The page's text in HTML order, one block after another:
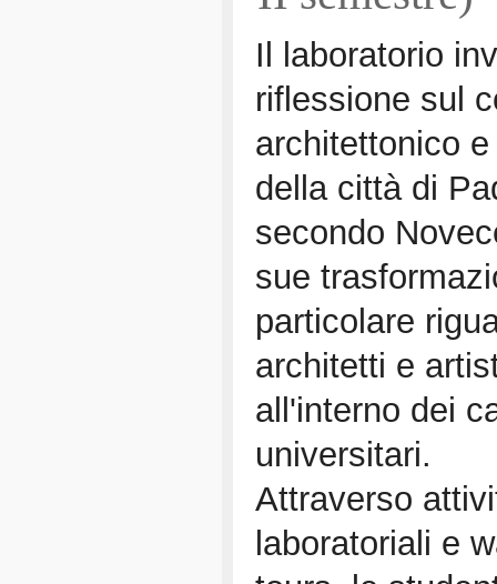
Il laboratorio
riflessione sul
architettonico
della città di
secondo
sue
particolare
architetti e
all'interno dei
universitari.
Attraverso
laboratoriali e